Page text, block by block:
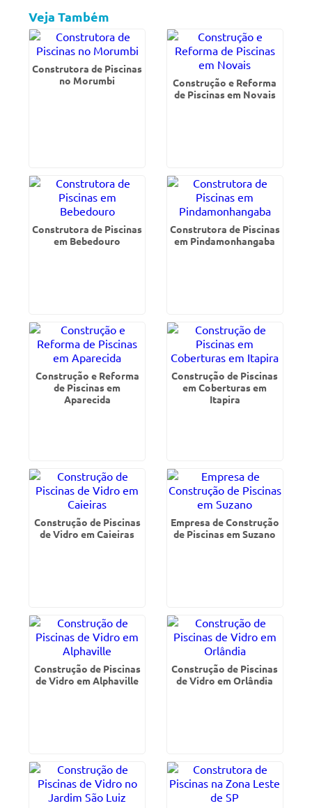
Veja Também
Construtora de Piscinas
no Morumbi
Construção e Reforma
de Piscinas em Novais
Construtora de Piscinas
em Bebedouro
Construtora de Piscinas
em Pindamonhangaba
Construção e Reforma
de Piscinas em
Aparecida
Construção de Piscinas
em Coberturas em
Itapira
Construção de Piscinas
de Vidro em Caieiras
Empresa de Construção
de Piscinas em Suzano
Construção de Piscinas
de Vidro em Alphaville
Construção de Piscinas
de Vidro em Orlândia